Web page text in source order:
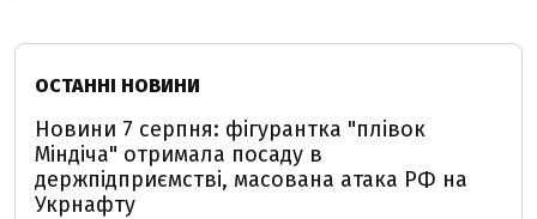
ОСТАННІ НОВИНИ
Новини 7 серпня: фігурантка "плівок
Міндіча" отримала посаду в
держпідприємстві, масована атака РФ на
Укрнафту